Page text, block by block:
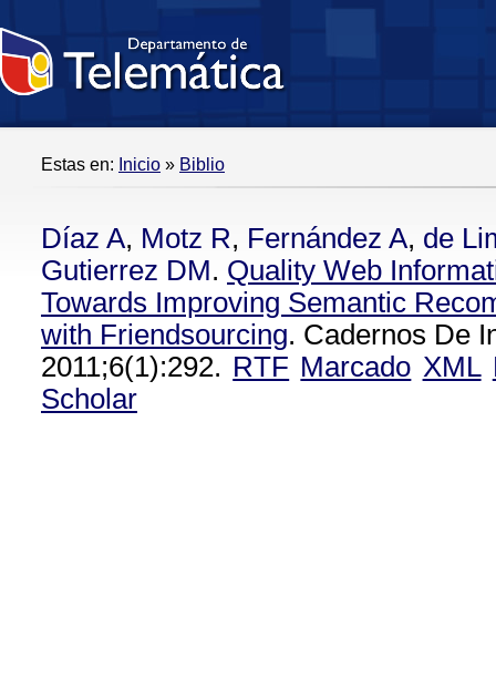
Estas en: Inicio » Biblio
Díaz A, Motz R, Fernández A, de
Gutierrez DM. Quality Web
Towards Improving Semantic
with Friendsourcing. Cadernos De
2011;6(1):292. RTF Marcado XML
Scholar